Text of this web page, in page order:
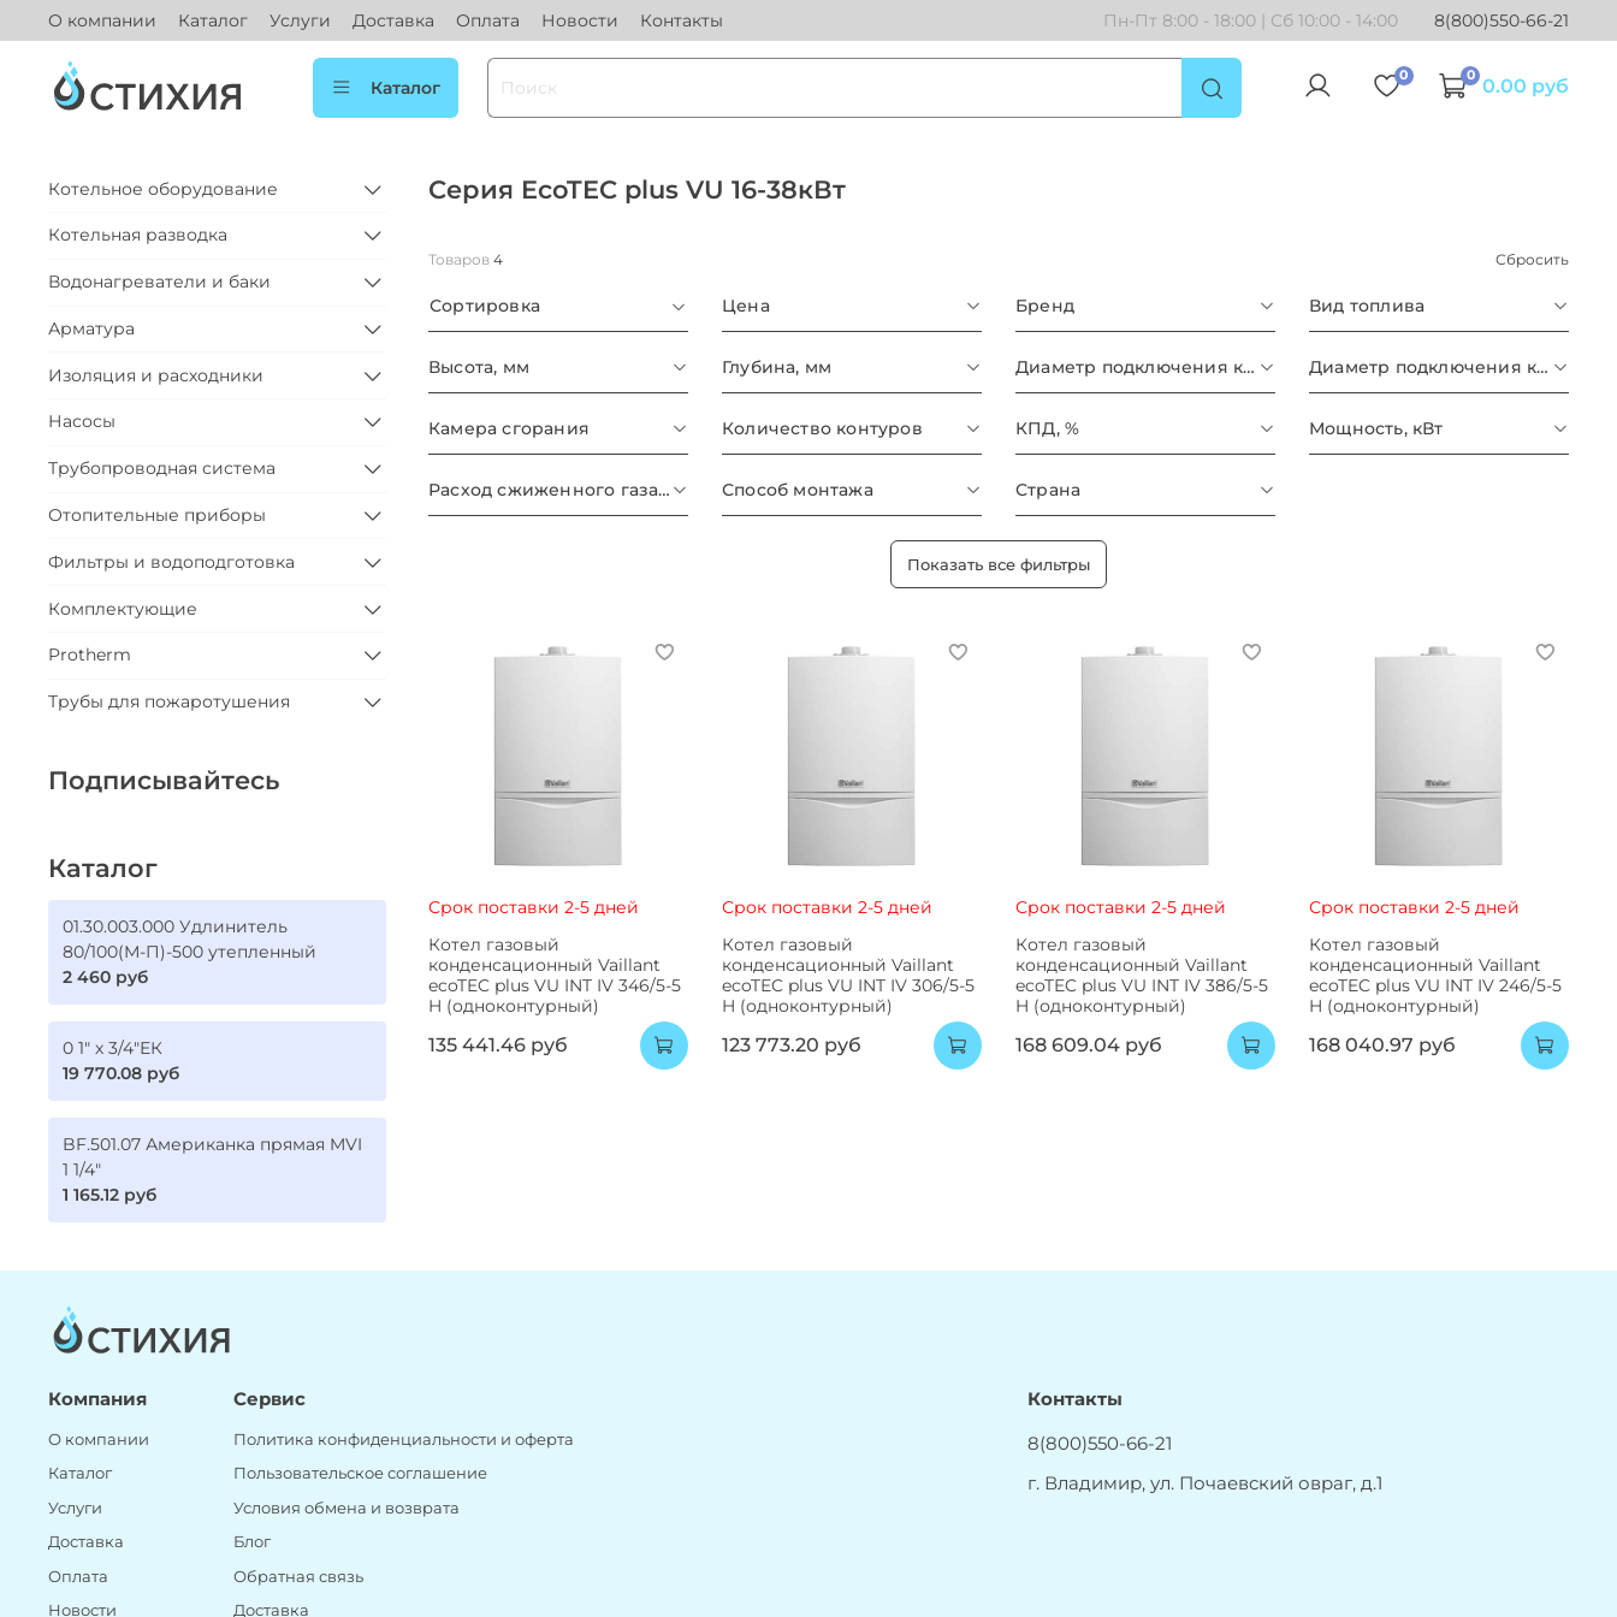
О компании Каталог Услуги Доставка Оплата Новости Контакты Пн-Пт 8:00 - 18:00 | Сб 10:00 - 14:00 8(800)550-66-21
Каталог
0 0 0.00 руб
Серия EcoTEC plus VU 16-38кВт
Товаров 4 Сбросить
Сортировка Цена Бренд Вид топлива
Высота, мм Глубина, мм Диаметр подключения к газу Диаметр подключения к контуру отопления
Камера сгорания Количество контуров КПД, % Мощность, кВт
Расход сжиженного газа, кг/ч Способ монтажа Страна
Показать все фильтры
Срок поставки 2-5 дней
Котел газовый
конденсационный Vaillant
ecoTEC plus VU INT IV 346/5-5
H (одноконтурный)
135 441.46 руб
Срок поставки 2-5 дней
Котел газовый
конденсационный Vaillant
ecoTEC plus VU INT IV 306/5-5
H (одноконтурный)
123 773.20 руб
Срок поставки 2-5 дней
Котел газовый
конденсационный Vaillant
ecoTEC plus VU INT IV 386/5-5
H (одноконтурный)
168 609.04 руб
Срок поставки 2-5 дней
Котел газовый
конденсационный Vaillant
ecoTEC plus VU INT IV 246/5-5
H (одноконтурный)
168 040.97 руб
Котельное оборудование
Котельная разводка
Водонагреватели и баки
Арматура
Изоляция и расходники
Насосы
Трубопроводная система
Отопительные приборы
Фильтры и водоподготовка
Комплектующие
Protherm
Трубы для пожаротушения
Подписывайтесь
Каталог
01.30.003.000 Удлинитель
80/100(М-П)-500 утепленный
2 460 руб
0 1" х 3/4"ЕК
19 770.08 руб
BF.501.07 Американка прямая MVI
1 1/4"
1 165.12 руб
Компания
О компании
Каталог
Услуги
Доставка
Оплата
Новости
Сервис
Политика конфиденциальности и оферта
Пользовательское соглашение
Условия обмена и возврата
Блог
Обратная связь
Доставка
Контакты
8(800)550-66-21
г. Владимир, ул. Почаевский овраг, д.1